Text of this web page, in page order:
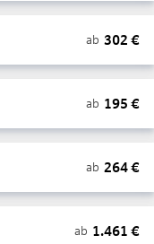
ab 302 €
ab 195 €
ab 264€
ab 1.461 €